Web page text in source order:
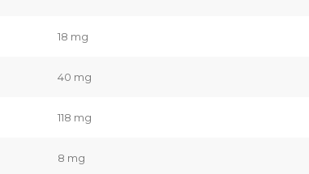
18 mg
40 mg
118 mg
8 mg